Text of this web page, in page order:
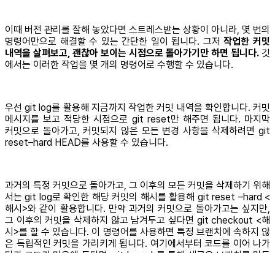
이때 버전 관리를 잘해 놓았다면 스트레스받는 상황이 아니라, 몇 번의
명령어만으로 해결할 수 있는 간단한 일이 됩니다. 그저작업한 커밋
내역을 살펴보고, 괜찮아 보이는 시점으로 돌아가기만 하면 됩니다. 깃
에서는 이러한 작업을 몇 개의 명령어로 수행할 수 있습니다.
우선 git log를 활용해 지금까지 작업한 커밋 내역을 확인합니다. 커밋
메시지를 보고 적당한 시점으로 git reset만 해주면 됩니다. 마지막
커밋으로 돌아가고, 커밋되지 않은 모든 변경 사항을 삭제하려면 git
reset–hard HEAD를 사용할 수 있습니다.
과거의 특정 커밋으로 돌아가고, 그 이후의 모든 커밋을 삭제하기 위해
서는 git log로 확인한 해당 커밋의 해시를 활용해 git reset –hard <
해시>와 같이 활용합니다. 만약 과거의 커밋으로 돌아가고는 싶지만,
그 이후의 커밋을 삭제하지 않고 남겨두고 싶다면 git checkout <해
시>를 할 수 있습니다. 이 명령어를 사용하면 특정 브랜치에 속하지 않
은 독립적인 커밋을 가리키게 됩니다. 여기에서부터 코드를 이어 나가